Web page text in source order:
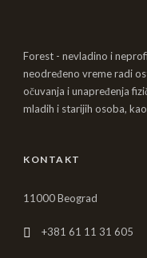
Forest - nevladino i
neodređeno vreme radi
očuvanja i unapređenja
mladih i starijih osoba,
KONTAKT
11000 Beograd
+381 61 11 31 605